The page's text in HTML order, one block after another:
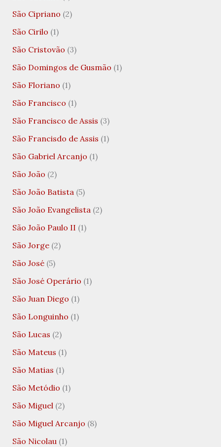
São Cipriano (2)
São Cirilo (1)
São Cristovão (3)
São Domingos de Gusmão (1)
São Floriano (1)
São Francisco (1)
São Francisco de Assis (3)
São Francisdo de Assis (1)
São Gabriel Arcanjo (1)
São João (2)
São João Batista(5)
São João Evangelista(2)
São João Paulo II (1)
São Jorge(2)
São José(5)
São José Operário (1)
São Juan Diego (1)
São Longuinho (1)
São Lucas (2)
São Mateus (1)
São Matias (1)
São Metódio (1)
São Miguel(2)
São Miguel Arcanjo (8)
São Nicolau(1)